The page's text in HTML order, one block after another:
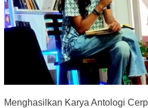
Menghasilkan Karya Antologi